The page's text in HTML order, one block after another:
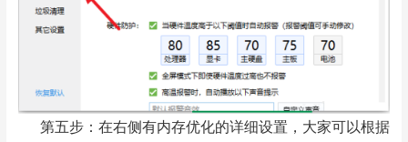
第五步：在右侧有内存优化的详细设置，大家可以根据